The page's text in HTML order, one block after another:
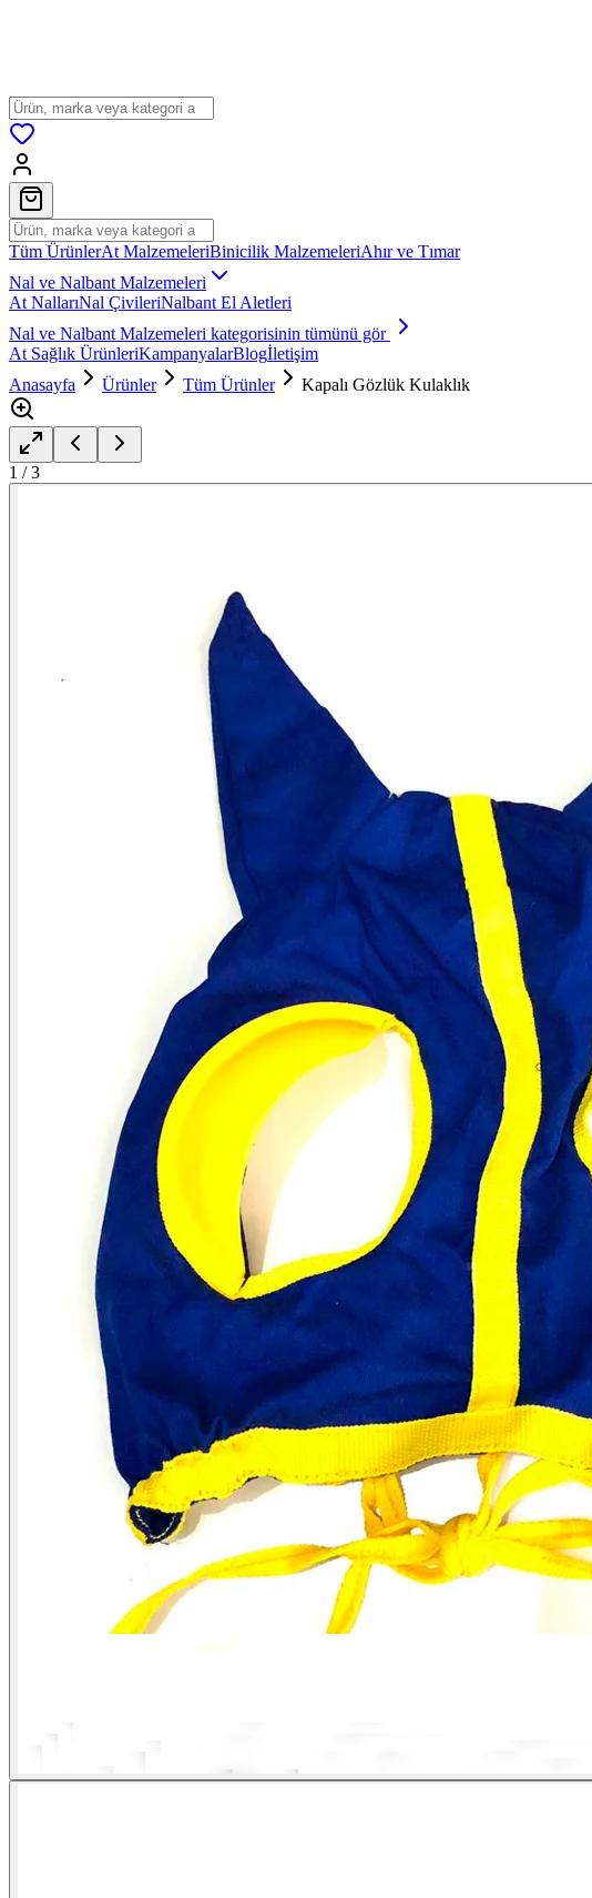
Tüm ÜrünlerAt MalzemeleriBinicilik MalzemeleriAhır ve Tımar
Nal ve Nalbant Malzemeleri
At NallarıNal ÇivileriNalbant El Aletleri
Nal ve Nalbant Malzemeleri kategorisinin tümünü gör
At Sağlık ÜrünleriKampanyalarBlogİletişim
Anasayfa
Ürünler Tüm Ürünler Kapalı Gözlük Kulaklık
1 /3